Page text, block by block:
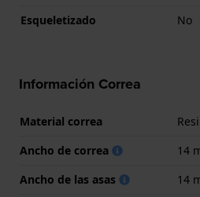
Esqueletizado
No
Información Correa
Material correa
Ancho de correa
14
Ancho de las asas
14